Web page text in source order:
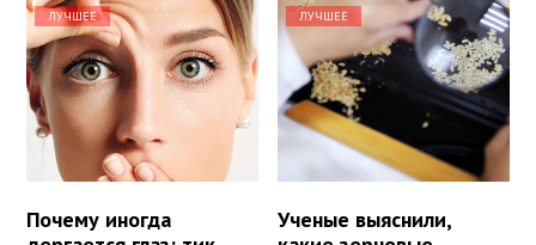
ЛУЧШЕЕ
Почему иногда
ЛУЧШЕЕ
Ученые выяснили,